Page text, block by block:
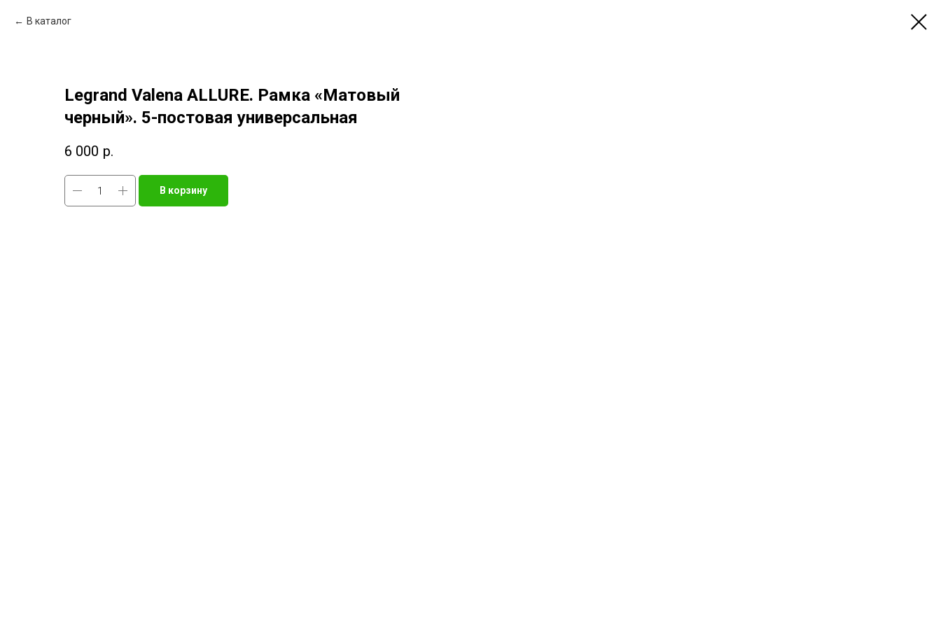
В каталог
Legrand Valena ALLURE. Рамка «Матовый
черный». 5-постовая универсальная
6 000 р.
В корзину